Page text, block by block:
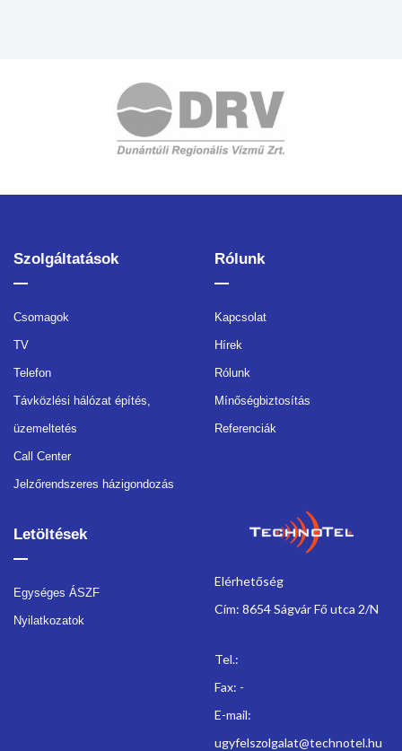
Szolgáltatások
Csomagok
TV
Telefon
Távközlési hálózat építés,
üzemeltetés
Call Center
Jelzőrendszeres házigondozás
Rólunk
Kapcsolat
Hírek
Rólunk
Mínőségbiztosítás
Referenciák
Letöltések
Egységes ÁSZF
Nyilatkozatok
Elérhetőség
Cím: 8654 Ságvár Fő utca 2/N
Tel.:
Fax: -
E-mail:
ugyfelszolgalat@technotel.hu